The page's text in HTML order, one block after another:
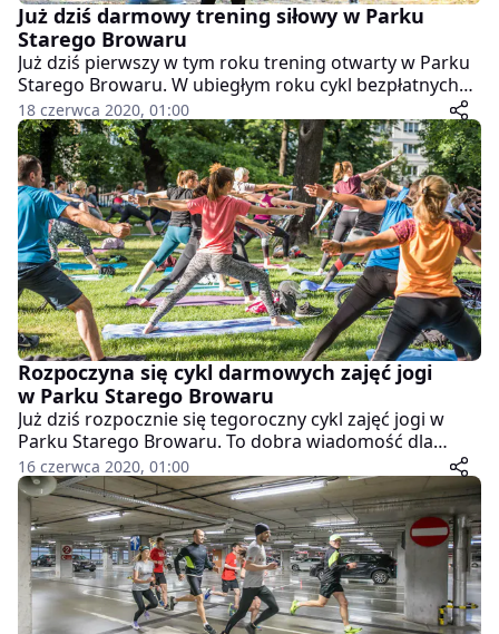
Już dziś darmowy trening siłowy w Parku
Starego Browaru
Już dziś pierwszy w tym roku trening otwarty w Parku
Starego Browaru. W ubiegłym roku cykl bezpłatnych
zajęć cieszył się zainteresowaniem zarówno wśród
kobiet jak i mężczyzn.
18 czerwca 2020, 01:00
Rozpoczyna się cykl darmowych zajęć jogi
w Parku Starego Browaru
Już dziś rozpocznie się tegoroczny cykl zajęć jogi w
Parku Starego Browaru. To dobra wiadomość dla
wszystkich, którzy lubią aktywnie spędzać czas na
świeżym powietrzu. Darmowe zajęcia na stałe wpisały
się w kalendarz wydarzeń nie tylko Starego Browaru,
ale i miasta.
16 czerwca 2020, 01:00